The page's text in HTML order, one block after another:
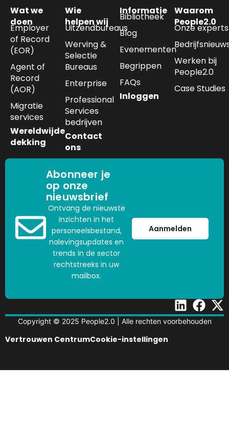
Wat we
doen
Employer
of Record
(EOR)
Agent of
Record
(AOR)
Migratie
services
Wereldwijde
dekking
Wie
helpen wij
Uitzendbureaus
Werving &
Selectie
Bureaus
Enterprise
Professional
Services
bedrijven
Contact
ons
Informatie
Bibliotheek
Blog
Evenementen
Begrippen
FAQs
Inloggen
Waarom
People2.0
Onze experts
Werken bij
People2.0
Case Studies
Abonneer je
op onze
nieuwsbrief
Ontvang de nieuwste
inzichten in het
personeelsbestand,
nalevingsupdates en
trends in de sector
rechtstreeks in uw
mailbox.
Aanmelden
Copyright © 2025 People2.0 | Alle rechten voorbehouden
Vertrouwen CentrumCookie-instellingen